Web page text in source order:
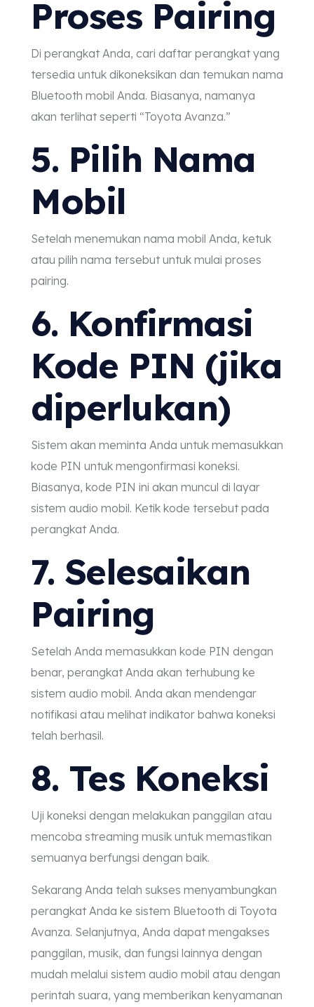
Proses Pairing
Di perangkat Anda, cari daftar perangkat yang
tersedia untuk dikoneksikan dan temukan nama
Bluetooth mobil Anda. Biasanya, namanya
akan terlihat seperti “Toyota Avanza.”
5. Pilih Nama
Mobil
Setelah menemukan nama mobil Anda, ketuk
atau pilih nama tersebut untuk mulai proses
pairing.
6. Konfirmasi
Kode PIN (jika
diperlukan)
Sistem akan meminta Anda untuk memasukkan
kode PIN untuk mengonfirmasi koneksi.
Biasanya, kode PIN ini akan muncul di layar
sistem audio mobil. Ketik kode tersebut pada
perangkat Anda.
7. Selesaikan
Pairing
Setelah Anda memasukkan kode PIN dengan
benar, perangkat Anda akan terhubung ke
sistem audio mobil. Anda akan mendengar
notifikasi atau melihat indikator bahwa koneksi
telah berhasil.
8. Tes Koneksi
Uji koneksi dengan melakukan panggilan atau
mencoba streaming musik untuk memastikan
semuanya berfungsi dengan baik.
Sekarang Anda telah sukses menyambungkan
perangkat Anda ke sistem Bluetooth di Toyota
Avanza. Selanjutnya, Anda dapat mengakses
panggilan, musik, dan fungsi lainnya dengan
mudah melalui sistem audio mobil atau dengan
perintah suara, yang memberikan kenyamanan